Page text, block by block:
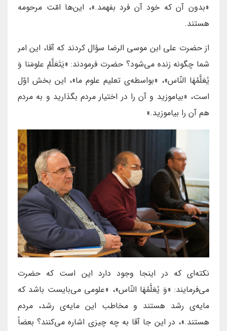
«بدون آن که خود آن فرد بفهمد.»، این‌ها امّت مرحومه
هستند.
از حضرت علی ابن موسی الرضا سؤال کردند که آقا، این امر
شما چگونه زنده می‌شود؟ حضرت فرمودند: «یَتَعَلَّمْ علومَنا وَ
یُعَلَّمُهَا النّاس»، «بواسطه‌ی تعلیم علوم ما»، این بخش اوّل
است، «بیاموزید و آن را در اختیار مردم بگذارید و به مردم
هم آن را بیاموزید.»
نکته‌ای که در اینجا وجود دارد این است که حضرت
می‌فرمایند: «وَ یُعَلَّمُهَا النّاس»، «علومی می‌بایست باشد که
مایه‌ی رشد هستند و مخاطب این مایه‌ی رشد، مردم
هستند.»، در این جا آقا به چه چیزی اشاره می‌کنند؟ بعضاً